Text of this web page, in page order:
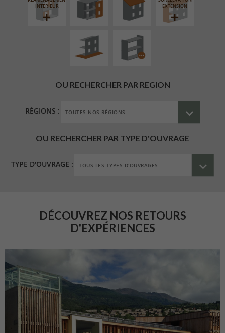
INTÉRIEUR
EXTENSION
AMÉNAGEMENT
EXTÉRIEUR
PROCÉDÉ
PARTICULIER
OU RECHERCHER PAR REGION
RÉGIONS :
OU RECHERCHER PAR TYPE D'OUVRAGE
TYPE D'OUVRAGE :
DÉCOUVREZ NOS RETOURS
D'EXPÉRIENCES